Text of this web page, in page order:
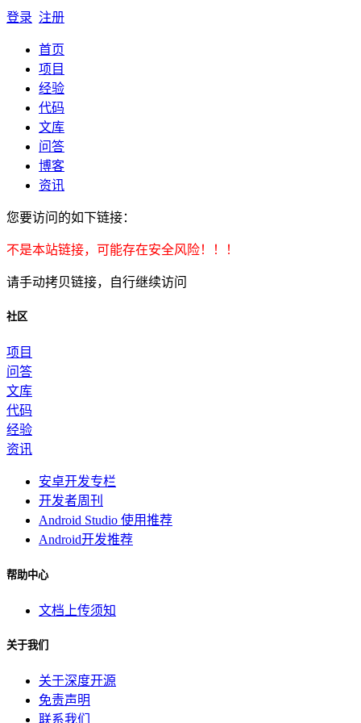
登录 注册
首页
项目
经验
代码
文库
问答
博客
资讯
您要访问的如下链接：
不是本站链接，可能存在安全风险！！！
请手动拷贝链接，自行继续访问
社区
项目
问答
文库
代码
经验
资讯
安卓开发专栏
开发者周刊
Android Studio 使用推荐
Android开发推荐
帮助中心
文档上传须知
关于我们
关于深度开源
免责声明
联系我们